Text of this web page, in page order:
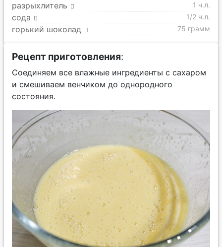
разрыхлитель 1 ч.л.
сода 1/2 ч.л.
горький шоколад 75 грамм
Рецепт приготовления:
Соединяем все влажные ингредиенты с сахаром
и смешиваем венчиком до однородного
состояния.